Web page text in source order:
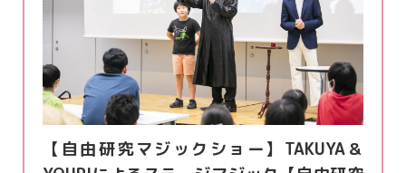
【自由研究マジックショー】TAKUYA＆